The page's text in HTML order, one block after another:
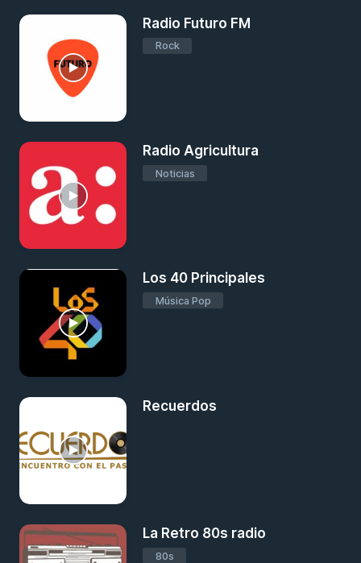
Radio Futuro FM
Rock
Radio Agricultura
Noticias
Los 40 Principales
Música Pop
Recuerdos
La Retro 80s radio
80s